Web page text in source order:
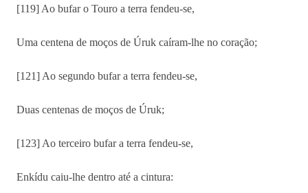
[119] Ao bufar o Touro a terra fendeu-se,
Uma centena de moços de Úruk caíram-lhe no coração;
[121] Ao segundo bufar a terra fendeu-se,
Duas centenas de moços de Úruk;
[123] Ao terceiro bufar a terra fendeu-se,
Enkídu caiu-lhe dentro até a cintura: